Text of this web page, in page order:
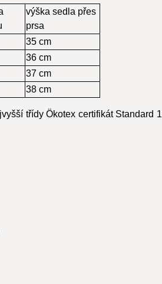
výška sedla přes
prsa
35 cm
36 cm
37 cm
38 cm
třídy Ökotex certifikát Standard